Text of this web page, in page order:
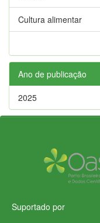
Cultura alimentar
Ano de publicação
2025
Suportado por